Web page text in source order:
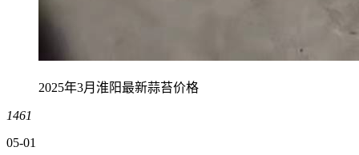
2025年3月淮阳最新蒜苔价格
1461
05-01